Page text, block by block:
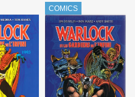
COMICS